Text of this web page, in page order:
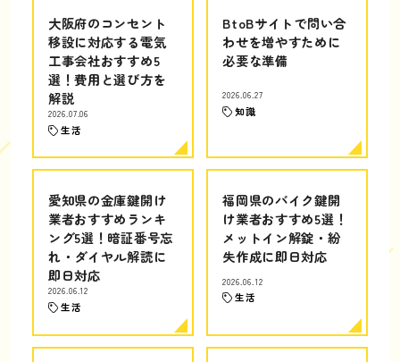
大阪府のコンセント
移設に対応する電気
工事会社おすすめ5
選！費用と選び方を
解説
2026.07.06
生活
BtoBサイトで問い合
わせを増やすために
必要な準備
2026.06.27
知識
愛知県の金庫鍵開け
業者おすすめランキ
ング5選！暗証番号忘
れ・ダイヤル解読に
即日対応
2026.06.12
生活
福岡県のバイク鍵開
け業者おすすめ5選！
メットイン解錠・紛
失作成に即日対応
2026.06.12
生活